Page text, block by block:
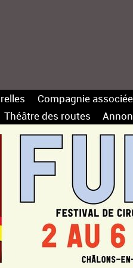
Compagnie associée
Théâtre des routes